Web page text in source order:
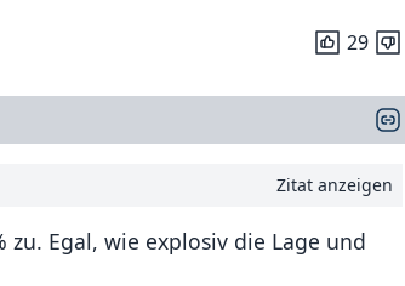
29
Zitat anzeigen
Egal, wie explosiv die Lage und